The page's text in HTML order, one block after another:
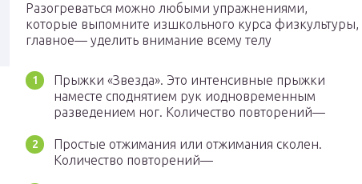
Разогреваться можно любыми упражнениями,
которые выпомните изшкольного курса физкультуры,
главное— уделить внимание всему телу
Прыжки «Звезда». Это интенсивные прыжки
наместе споднятием рук иодновременным
разведением ног. Количество повторений—
Простые отжимания или отжимания сколен.
Количество повторений—